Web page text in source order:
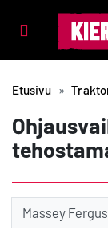
Tuotealueet
Etusivu
Massey